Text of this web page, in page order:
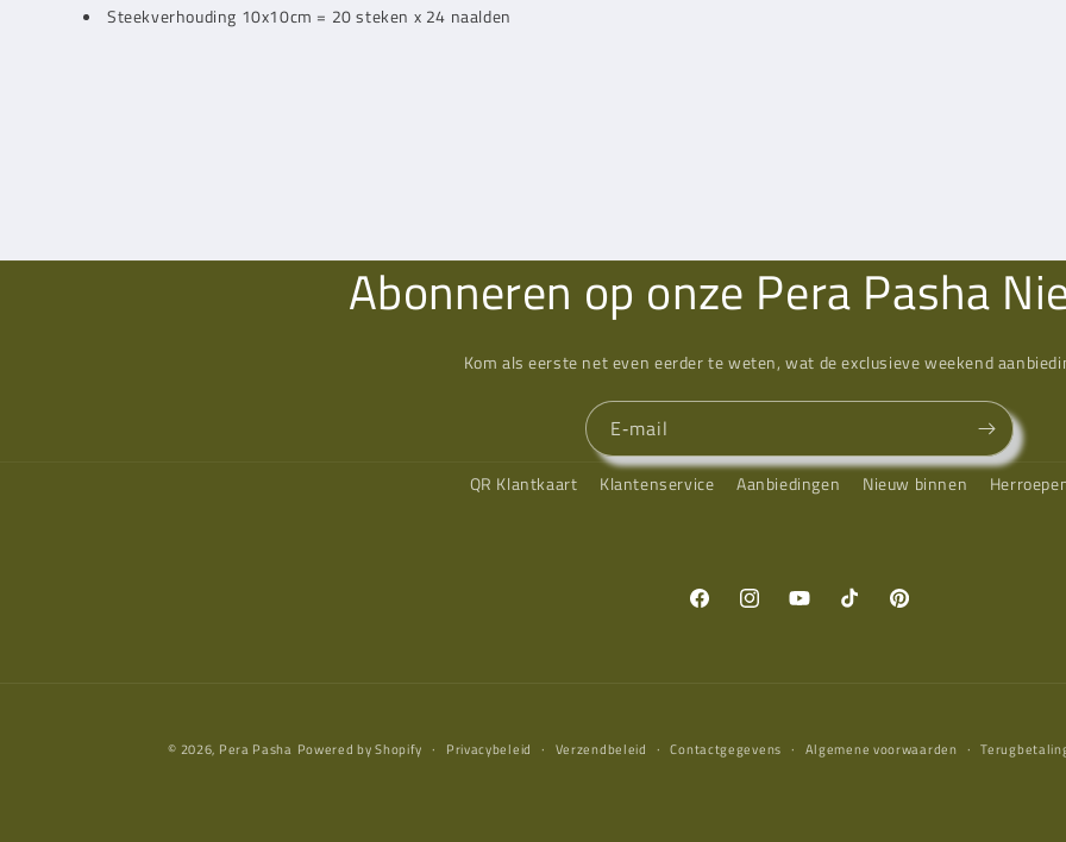
Steekverhouding 10x10cm = 20 steken x 24 naalden
Abonneren op onze Pera Pasha
Kom als eerste net even eerder te weten, wat de exclusieve weekend
E‑mail
QR Klantkaart Klantenservice Aanbiedingen Nieuw binnen
FacebookInstagramYouTubeTikTok Pinterest
© 2026, Pera Pasha Powered by Shopify Privacybeleid Verzendbeleid Contactgegevens Algemene voorwaarden